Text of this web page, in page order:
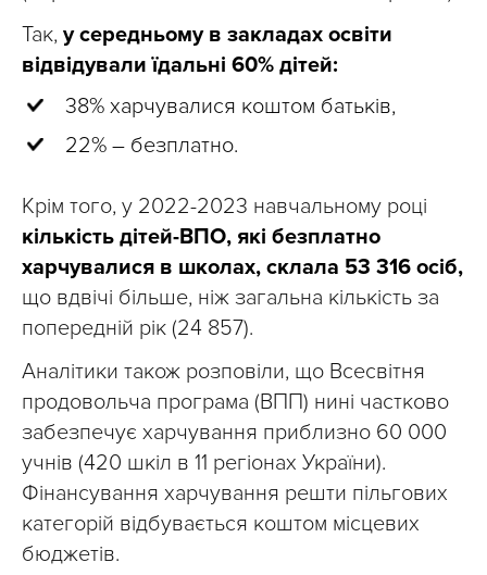
Так, у середньому в закладах освіти
відвідували їдальні 60% дітей:
38% харчувалися коштом батьків,
22% – безплатно.
Крім того, у 2022-2023 навчальному році
кількість дітей-ВПО, які безплатно
харчувалися в школах, склала 53 316 осіб,
що вдвічі більше, ніж загальна кількість за
попередній рік (24 857).
Аналітики також розповіли, що Всесвітня
продовольча програма (ВПП) нині частково
забезпечує харчування приблизно 60 000
учнів (420 шкіл в 11 регіонах України).
Фінансування харчування решти пільгових
категорій відбувається коштом місцевих
бюджетів.